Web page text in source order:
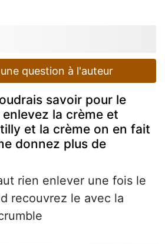
question à l'auteur
savoir pour le
la crème et
et la crème on en fait
donnez plus de
rien enlever une fois le
recouvrez le avec la